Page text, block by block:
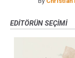
EDITÖRÜN SEÇIMI